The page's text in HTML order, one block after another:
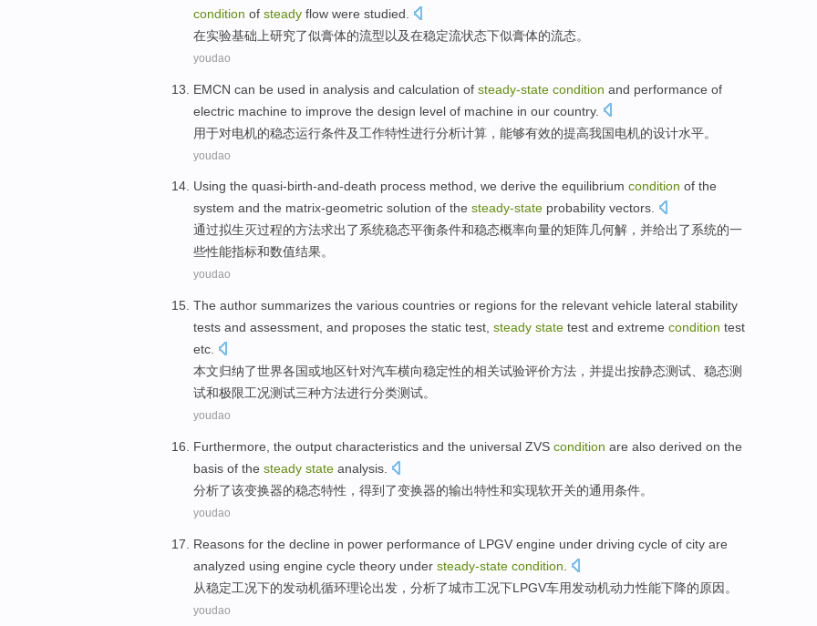
condition of steady flow were studied
在实验基础 上研究了似膏体的流型以及在稳定流状态下似膏体的流态。
youdao
EMCN can be used in analysis and calculation of steady-state condition and performance of
electric machine to improve the design level of machine in our country.
用于对电机的稳态运行条件及工作特性进行分析计算 ，能够有效的提高我国电机的设计水平。
youdao
Using the quasi-birth-and-death process method, we derive the equilibrium condition of the
system and the matrix-geometric solution of the steady-state probability vectors.
通过拟生灭过程的方法求出了系统稳态平衡条件和稳态概率向量的矩阵几何解 ，并给出了系统的一
些性能指标和数值结果。
youdao
The author summarizes the various countries or regions for the relevant vehicle lateral stability
tests and assessment and proposes the static test steady state test and extreme condition test
etc.
本文归纳了世界各国或地区针对汽车横向稳定性的相关试验评价方法 ， 并提出按静态测试 稳态测
试和极限工况测试三种方法进行分类测试。
youdao
Furthermore, the output characteristics and the universal ZVS condition are also derived on the
basis of the steady state analysis
分析了该变换器的稳态特性 ， 得到 了变换器的输出特性和实现软开关的通用条件。
youdao
Reasons for the decline in power performance of LPGV engine under driving cycle of city are
analyzed using engine cycle theory under steady-state condition
从稳定工况下的发动机循环理论出发， 分析了城市工况下LPGV车用发动机动力性能下降的原因 。
youdao